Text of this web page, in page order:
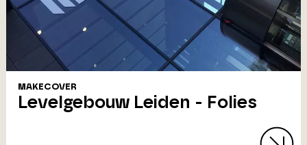
MAKECOVER
Levelgebouw Leiden - Folies